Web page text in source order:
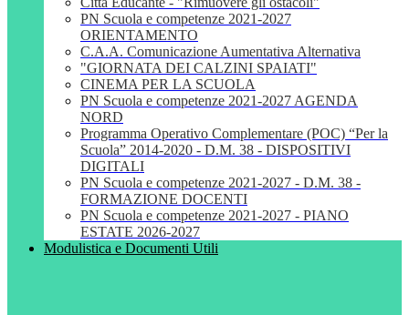
PN Scuola e competenze 2021-2027
ORIENTAMENTO
C.A.A. Comunicazione Aumentativa Alternativa
"GIORNATA DEI CALZINI SPAIATI"
CINEMA PER LA SCUOLA
PN Scuola e competenze 2021-2027 AGENDA
NORD
Programma Operativo Complementare (POC) “Per la
Scuola” 2014-2020 - D.M. 38 - DISPOSITIVI
DIGITALI
PN Scuola e competenze 2021-2027 - D.M. 38 -
FORMAZIONE DOCENTI
PN Scuola e competenze 2021-2027 - PIANO
ESTATE 2026-2027
Modulistica e Documenti Utili